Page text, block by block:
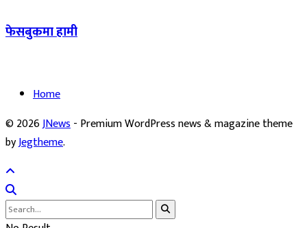
फेसबुकमा हामी
Home
© 2026JNews- Premium WordPress news & magazine theme
byJegtheme.